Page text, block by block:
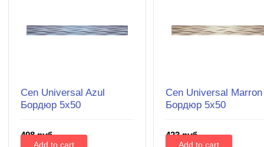
Cen Universal Azul
Бордюр 5х50
498 руб.
Cen Universal Marron
Бордюр 5х50
423 руб.